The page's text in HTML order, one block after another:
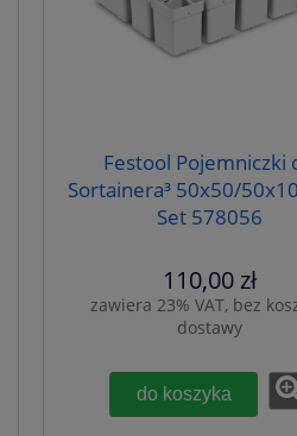
Festool Pojemniczki
Sortainera³ 50x50/
Set 578056
110,00 zł
zawiera 23% VAT, bez
dostawy
do koszyka